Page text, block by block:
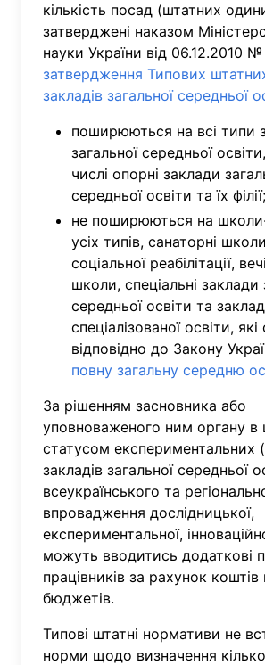
кількість посад (штатних
затверджені наказом
науки України від 06.12.2010
затвердження Типових
закладів загальної середньої
поширюються на всі типи
загальної середньої
числі опорні заклади
середньої освіти та їх філії;
не поширюються на школи-
усіх типів, санаторні
соціальної реабілітації,
школи, спеціальні заклади
середньої освіти та
спеціалізованої освіти, які
відповідно до Закону
повну загальну середню
За рішенням засновника або
уповноваженого ним органу в
статусом експериментальних
закладів загальної середньої
всеукраїнського та
впровадження дослідницької,
експериментальної,
можуть вводитись додаткові
працівників за рахунок коштів
бюджетів.
Типові штатні нормативи не
норми щодо визначення